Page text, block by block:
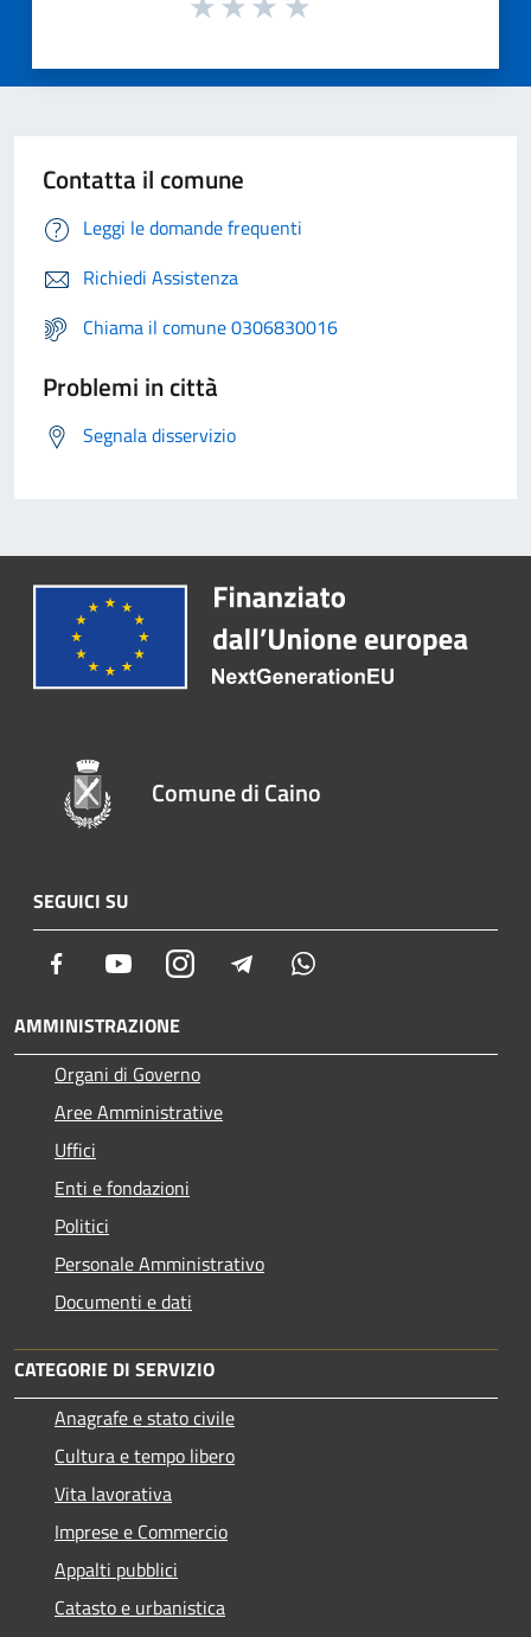
Contatta il comune
Leggi le domande frequenti
Richiedi Assistenza
Chiama il comune 0306830016
Problemi in città
Segnala disservizio
Comune di Caino
SEGUICI SU
Facebook YoutubeInstagram Telegram
AMMINISTRAZIONE
Organi di Governo
Aree Amministrative
Uffici
Enti e fondazioni
Politici
Personale Amministrativo
Documenti e dati
CATEGORIE DI SERVIZIO
Anagrafe e stato civile
Cultura e tempo libero
Vita lavorativa
Imprese e Commercio
Appalti pubblici
Catasto e urbanistica